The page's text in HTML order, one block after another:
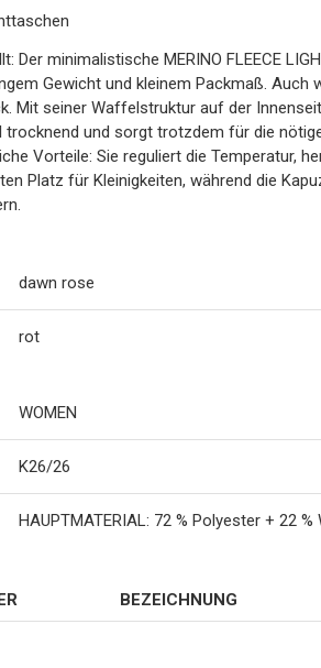
Der minimalistische MERINO FLEECE
Gewicht und kleinem Packmaß. Auch
Mit seiner Waffelstruktur auf der
und sorgt trotzdem für die
Vorteile: Sie reguliert die Temperatur,
Platz für Kleinigkeiten, während die
dawn rose
rot
WOMEN
K26/26
HAUPTMATERIAL: 72 % Polyester + 22
BEZEICHNUNG